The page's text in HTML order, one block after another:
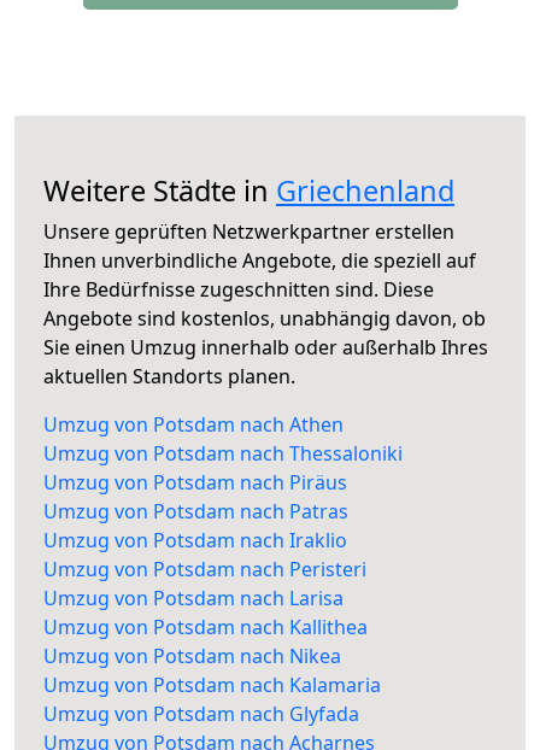
Weitere Städte in Griechenland
Unsere geprüften Netzwerkpartner erstellen
Ihnen unverbindliche Angebote, die speziell auf
Ihre Bedürfnisse zugeschnitten sind. Diese
Angebote sind kostenlos, unabhängig davon, ob
Sie einen Umzug innerhalb oder außerhalb Ihres
aktuellen Standorts planen.
Umzug von Potsdam nach Athen
Umzug von Potsdam nach Thessaloniki
Umzug von Potsdam nach Piräus
Umzug von Potsdam nach Patras
Umzug von Potsdam nach Iraklio
Umzug von Potsdam nach Peristeri
Umzug von Potsdam nach Larisa
Umzug von Potsdam nach Kallithea
Umzug von Potsdam nach Nikea
Umzug von Potsdam nach Kalamaria
Umzug von Potsdam nach Glyfada
Umzug von Potsdam nach Acharnes